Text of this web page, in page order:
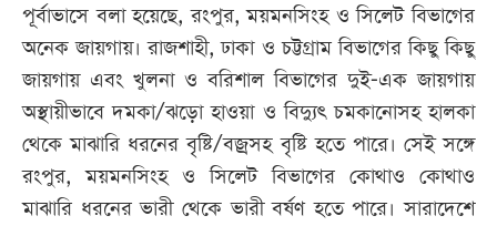
পূর্বাভাসে বলা হয়েছে, রংপুর, ময়মনসিংহ ও সিলেট বিভাগের
অনেক জায়গায়। রাজশাহী, ঢাকা ও চট্টগ্রাম বিভাগের কিছু কিছু
জায়গায় এবং খুলনা ও বরিশাল বিভাগের দুই-এক জায়গায়
অস্থায়ীভাবে দমকা/ঝড়ো হাওয়া ও বিদ্যুৎ চমকানোসহ হালকা
থেকে মাঝারি ধরনের বৃষ্টি/বজ্রসহ বৃষ্টি হতে পারে। সেই সঙ্গে
রংপুর, ময়মনসিংহ ও সিলেট বিভাগের কোথাও কোথাও
মাঝারি ধরনের ভারী থেকে ভারী বর্ষণ হতে পারে। সারাদেশে